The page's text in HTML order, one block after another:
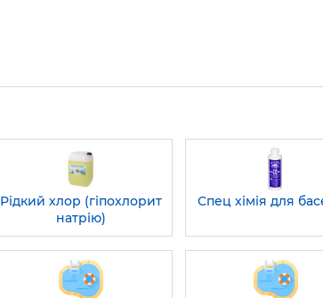
Рідкий хлор (гіпохлорит
натрію)
Спец хімія для